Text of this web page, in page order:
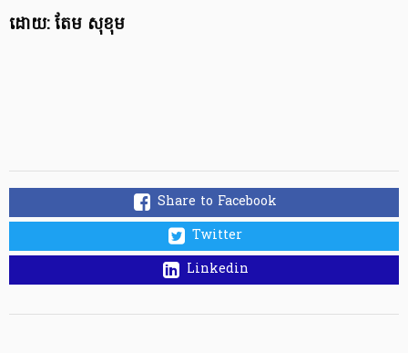
ដោយ: តែម សុខុម
Share to Facebook
Twitter
Linkedin